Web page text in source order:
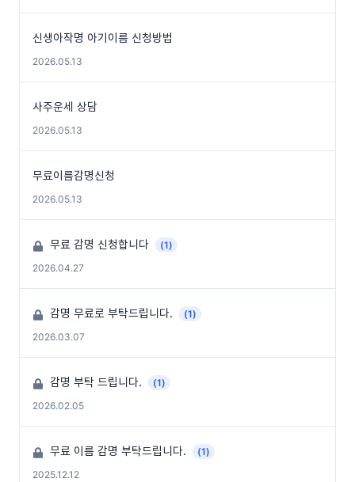
신생아작명 아기이름 신청방법
2026.05.13
사주운세 상담
2026.05.13
무료이름감명신청
2026.05.13
무료 감명 신청합니다
(1)
2026.04.27
감명 무료로 부탁드립니다.
(1)
2026.03.07
감명 부탁 드립니다.
(1)
2026.02.05
무료 이름 감명 부탁드립니다.
(1)
2025.12.12